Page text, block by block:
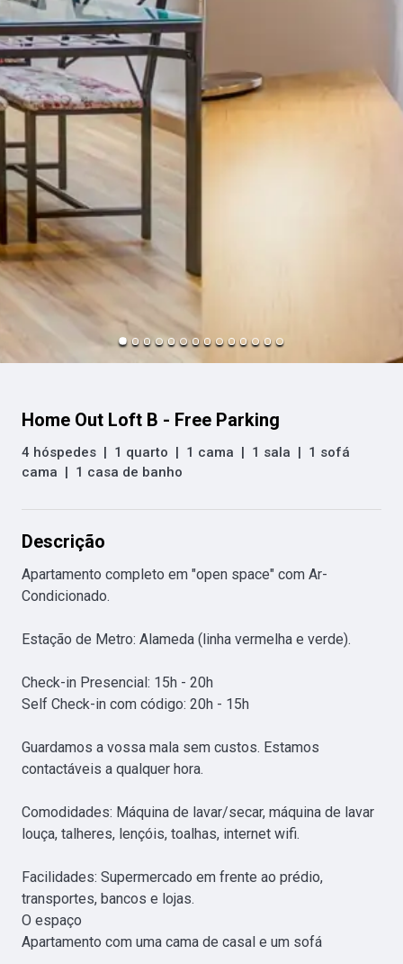
Home Out Loft B - Free Parking
4 hóspedes | 1 quarto | 1 cama | 1 sala | 1 sofá
cama | 1 casa de banho
Descrição
Apartamento completo em "open space" com Ar-
Condicionado.
Estação de Metro: Alameda (linha vermelha e verde).
Check-in Presencial: 15h - 20h
Self Check-in com código: 20h - 15h
Guardamos a vossa mala sem custos. Estamos
contactáveis a qualquer hora.
Comodidades: Máquina de lavar/secar, máquina de lavar
louça, talheres, lençóis, toalhas, internet wifi.
Facilidades: Supermercado em frente ao prédio,
transportes, bancos e lojas.
O espaço
Apartamento com uma cama de casal e um sofá